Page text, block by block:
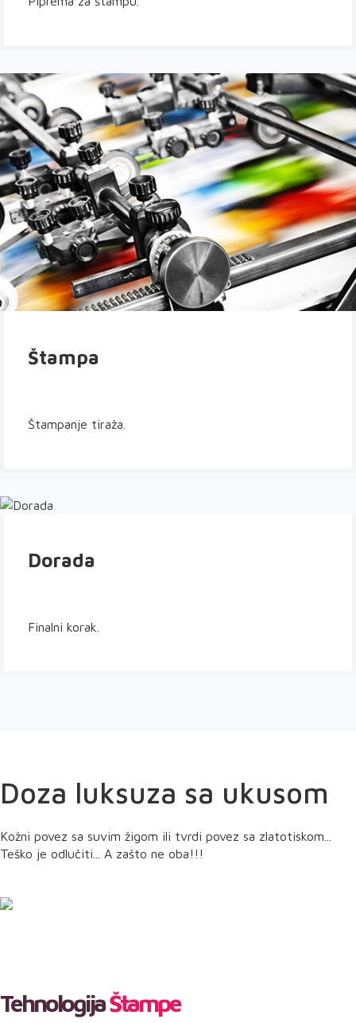
Štampa
Štampanje tiraža.
Dorada
Finalni korak.
Doza luksuza sa ukusom
Kožni povez sa suvim žigom ili tvrdi povez sa zlatotiskom...
Teško je odlučiti... A zašto ne oba!!!
TehnologijaŠtampe